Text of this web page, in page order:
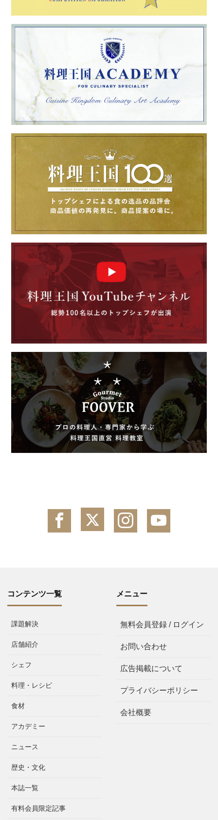
コンテンツ一覧
課題解決
店舗紹介
シェフ
料理・レシピ
食材
アカデミー
ニュース
歴史・文化
本誌一覧
有料会員限定記事
メニュー
無料会員登録 / ログイン
お問い合わせ
広告掲載について
プライバシーポリシー
会社概要